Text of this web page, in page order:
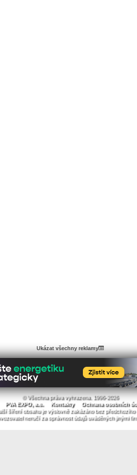
Ukázat všechny reklamy
© Všechna práva vyhrazena. 1996-2026
PVA EXPO, a.s. Kontakty Ochrana osobních
šíření obsahu je výslovně zakázáno bez předchozího
neručí za správnost údajů uváděných jinými